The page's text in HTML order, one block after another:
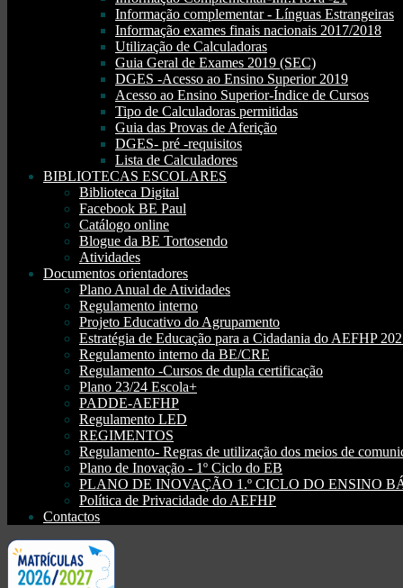
Informação complementar - Línguas Estrangeiras
Informação exames finais nacionais 2017/2018
Utilização de Calculadoras
Guia Geral de Exames 2019 (SEC)
DGES -Acesso ao Ensino Superior 2019
Acesso ao Ensino Superior-Índice de Cursos
Tipo de Calculadoras permitidas
Guia das Provas de Aferição
DGES- pré -requisitos
Lista de Calculadores
BIBLIOTECAS ESCOLARES
Biblioteca Digital
Facebook BE Paul
Catálogo online
Blogue da BE Tortosendo
Atividades
Documentos orientadores
Plano Anual de Atividades
Regulamento interno
Projeto Educativo do Agrupamento
Estratégia de Educação para a Cidadania do AEFHP
Regulamento interno da BE/CRE
Regulamento -Cursos de dupla certificação
Plano 23/24 Escola+
PADDE-AEFHP
Regulamento LED
REGIMENTOS
Regulamento- Regras de utilização dos meios de
Plano de Inovação - 1º Ciclo do EB
PLANO DE INOVAÇÃO 1.º CICLO DO ENSINO
Política de Privacidade do AEFHP
Contactos